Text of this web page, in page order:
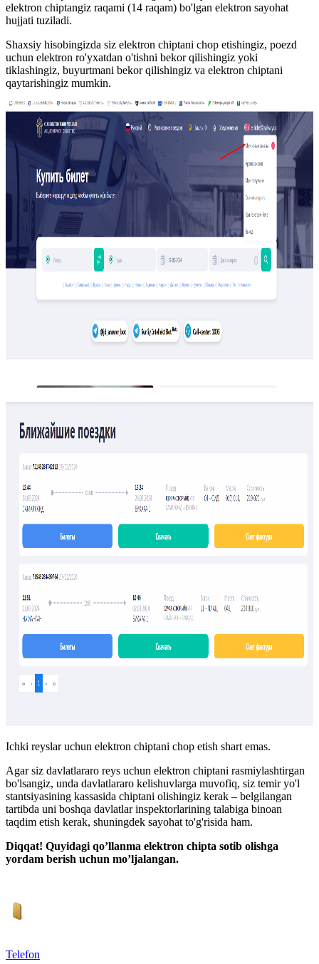
elektron chiptangiz raqami (14 raqam) bo'lgan elektron sayohat
hujjati tuziladi.
Shaxsiy hisobingizda siz elektron chiptani chop etishingiz, poezd
uchun elektron ro'yxatdan o'tishni bekor qilishingiz yoki
tiklashingiz, buyurtmani bekor qilishingiz va elektron chiptani
qaytarishingiz mumkin.
Ichki reyslar uchun elektron chiptani chop etish shart emas.
Agar siz davlatlararo reys uchun elektron chiptani rasmiylashtirgan
bo'lsangiz, unda davlatlararo kelishuvlarga muvofiq, siz temir yo'l
stantsiyasining kassasida chiptani olishingiz kerak – belgilangan
tartibda uni boshqa davlatlar inspektorlarining talabiga binoan
taqdim etish kerak, shuningdek sayohat to'g'risida ham.
Diqqat! Quyidagi qo’llanma elektron chipta sotib olishga
yordam berish uchun mo’ljalangan.
Telefon